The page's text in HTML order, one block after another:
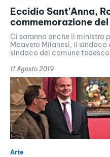
Eccidio Sant’Anna,
commemorazione
Ci saranno anche il ministro
Moavero Milanesi, il sindaco
sindaco del comune
11 Agosto 2019
Arte